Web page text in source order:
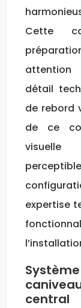
Cette
attention
détail
de rebord
de ce
visuelle
expertise
central